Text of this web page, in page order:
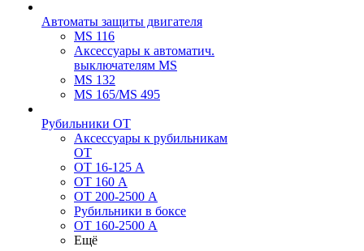
Автоматы защиты двигателя
MS 116
Аксессуары к автоматич.
выключателям MS
MS 132
MS 165/MS 495
Рубильники ОТ
Аксессуары к рубильникам
OT
OT 16-125 А
OT 160 А
OT 200-2500 А
Рубильники в боксе
OT 160-2500 А
Ещё